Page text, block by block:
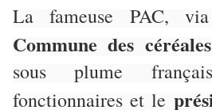
La fameuse PAC, via
Commune des céréales
sous plume
fonctionnaires et le